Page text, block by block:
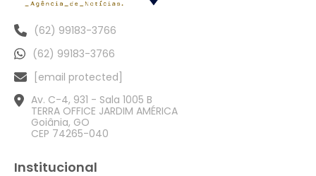
(62) 99183-3766
(62) 99183-3766
[email protected]
Av. C-4, 931 - Sala 1005 B
TERRA OFFICE JARDIM AMÉRICA
Goiânia, GO
CEP 74265-040
Institucional